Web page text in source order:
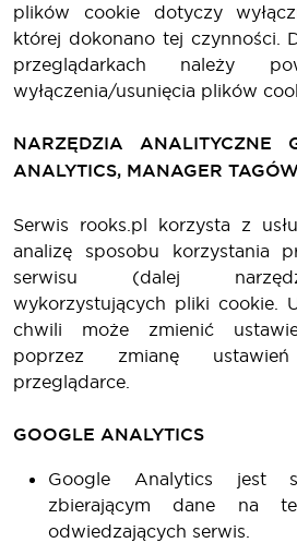
plików cookie dotyczy
której dokonano tej czynności.
przeglądarkach należy
wyłączenia/usunięcia plików
NARZĘDZIA ANALITYCZNE
ANALYTICS, MANAGER
Serwis rooks.pl korzysta z
analizę sposobu korzystania
serwisu (dalej
wykorzystujących pliki cookie.
chwili może zmienić
poprzez zmianę
przeglądarce.
GOOGLE ANALYTICS
Google Analytics jest
zbierającym dane na
odwiedzających serwis.